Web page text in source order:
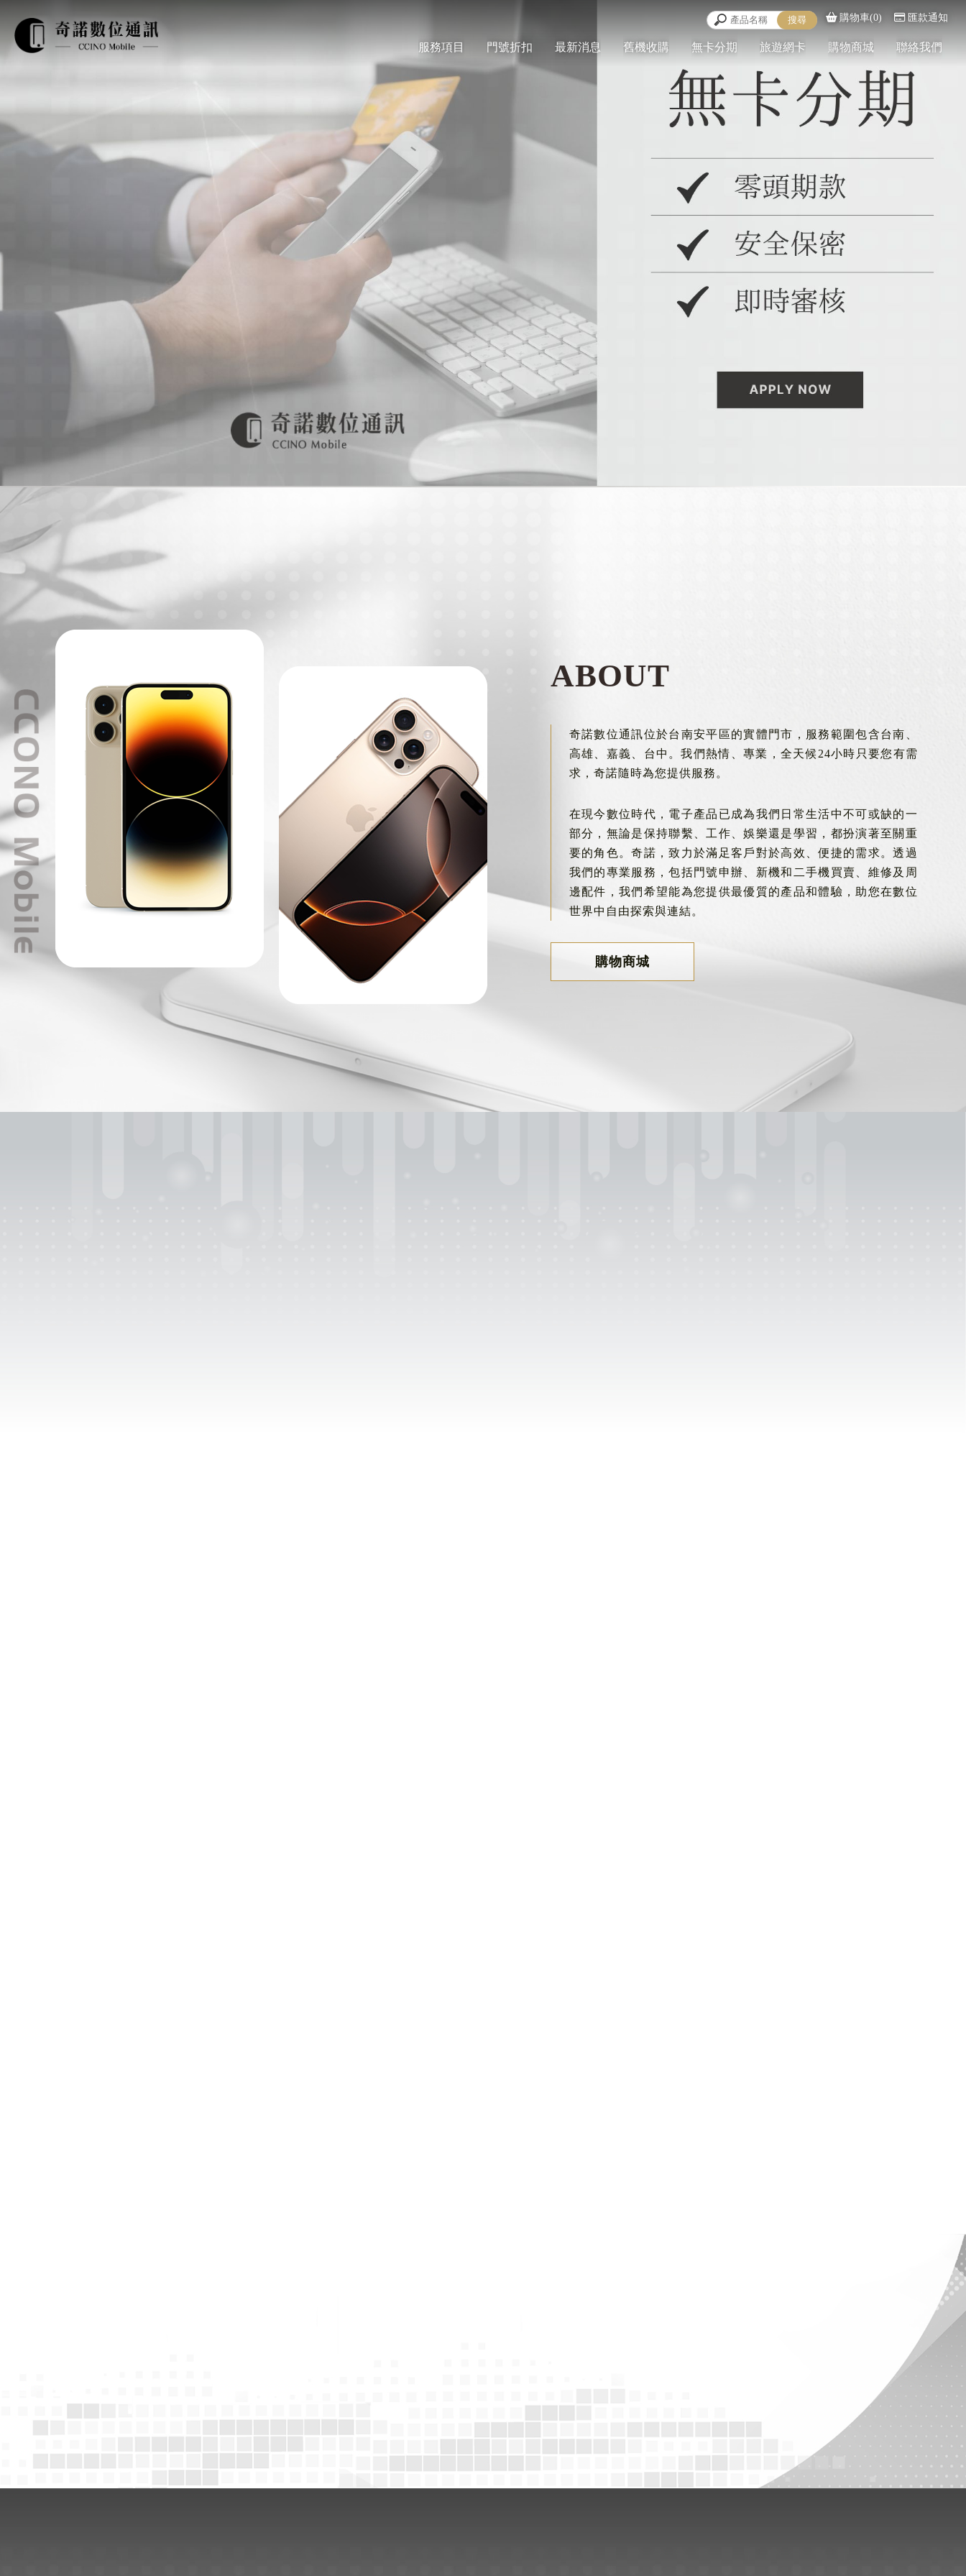
購物車(0) 匯款通知
服務項目 門號折扣 最新消息 舊機收購 無卡分期 旅遊網卡 購物商城 聯絡我們
手機買賣
台南手機買賣
安平區手機買賣
門號申辦
台南門號申辦
ABOUT
奇諾數位通訊位於台南安平區的實體門市，服務範圍包含台南、
高雄、嘉義、台中。我們熱情、專業，全天候24小時只要您有需
求，奇諾隨時為您提供服務。
在現今數位時代，電子產品已成為我們日常生活中不可或缺的一
部分，無論是保持聯繫、工作、娛樂還是學習，都扮演著至關重
要的角色。奇諾，致力於滿足客戶對於高效、便捷的需求。透過
我們的專業服務，包括門號申辦、新機和二手機買賣、維修及周
邊配件，我們希望能為您提供最優質的產品和體驗，助您在數位
世界中自由探索與連結。
購物商城